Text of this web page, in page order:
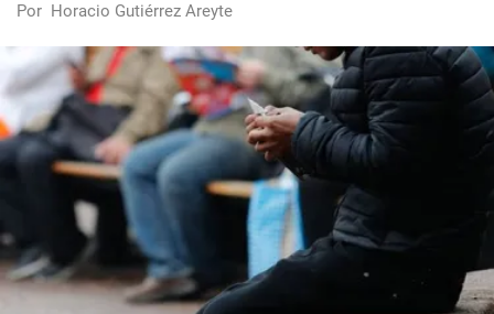
Por Horacio Gutiérrez Areyte